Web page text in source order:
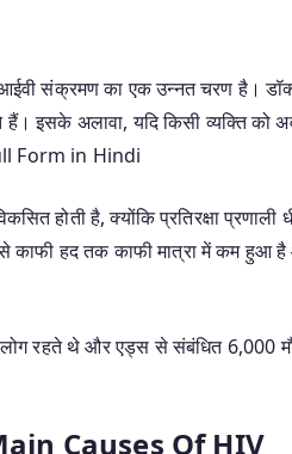
संक्रमण का एक उन्नत चरण है।
इसके अलावा, यदि किसी व्यक्ति को
Form in Hindi
होती है, क्योंकि प्रतिरक्षा प्रणाली
हद तक काफी मात्रा में कम हुआ है
रहते थे और एड्स से संबंधित 6,000
Causes Of HIV